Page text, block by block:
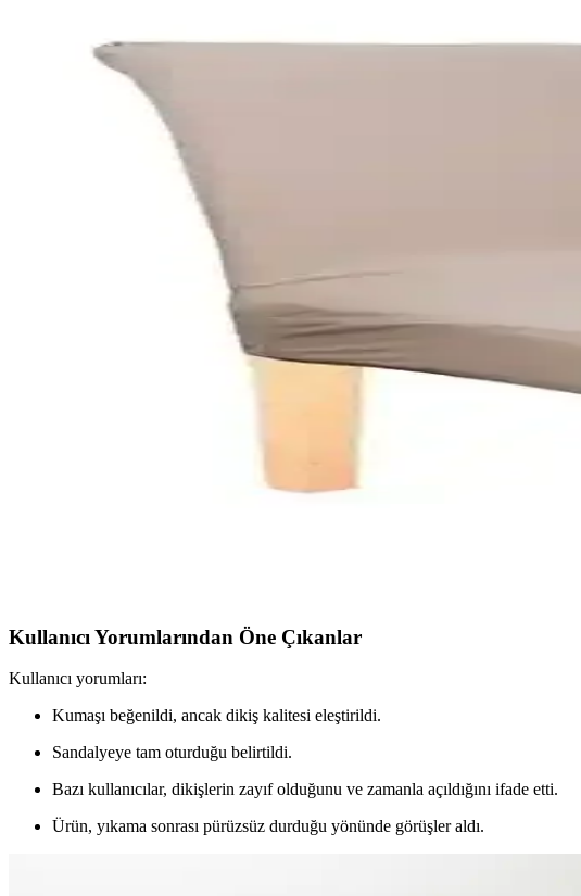
Elgeyar Jakarli ve Faiend Likralı Sandalye Kılıflarının
Elgeyar jakarli ve Faiend likralı sandalye kılıflarını malzeme, uyum, dayanıklılık
Faiend Tuğla Desen Sandalye Kılıfı: Estetik ve Kullanışlı
Faiend tuğla desen sandalye kılıfı, esnek yapısı, kolay kullanımı ve
Elgeyar Jakarli Sandalye Örtüsü: Esneklik ve Estetiği Bir
Elgeyar Jakarli Sandalye Örtüsü, yüksek esneklik ve dayanıklılık sağlayan
Riselerhome Elgeyar ve Özmakan Yüksek Kaliteli Sandalye Kılıfı
İki popüler sandalye örtüsü ürününü detaylı karşılaştırıyoruz. Elastik yapıları,
Faiend Lik Likları ve Tuğla Desen Sandalye Kılıfı Karşılaştırması
İki Faiend sandalye kılıfını detaylı karşılaştırıyoruz. Estetik, dayanıklılık ve
İki sandalye kılıfı ürününü malzeme, esneklik, boyut uyumu ve kullanım
Kullanıcı Yorumlarından Öne Çıkanlar
Kullanıcı yorumları:
Kumaşı beğenildi, ancak dikiş kalitesi eleştirildi.
Sandalyeye tam oturduğu belirtildi.
Bazı kullanıcılar, dikişlerin zayıf olduğunu ve zamanla açıldığını ifade etti.
Ürün, yıkama sonrası pürüzsüz durduğu yönünde görüşler aldı.